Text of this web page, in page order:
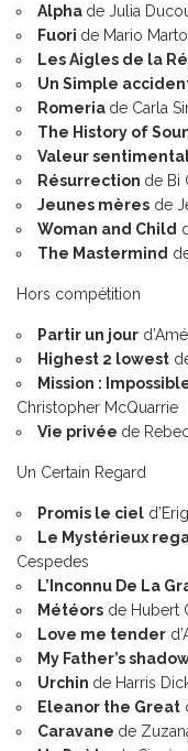
Alpha de Julia
Fuori de Mario
Les Aigles de la
Un Simple
Romeria de Carla
The History of
Valeur
Résurrection de Bi
Jeunes mères de
Woman and Child
The Mastermind
Hors compétition
Partir un jour
Highest 2 lowest
Mission :
Christopher McQuarrie
Vie privée de
Un Certain Regard
Promis le ciel
Le Mystérieux
Cespedes
L’Inconnu De La
Météors de Hubert
Love me tender
My Father’s
Urchin de Harris
Eleanor the Great
Caravane de